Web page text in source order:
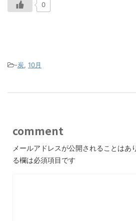
0
-炭, 10月
comment
メールアドレスが公開されることはあ
る欄は必須項目です